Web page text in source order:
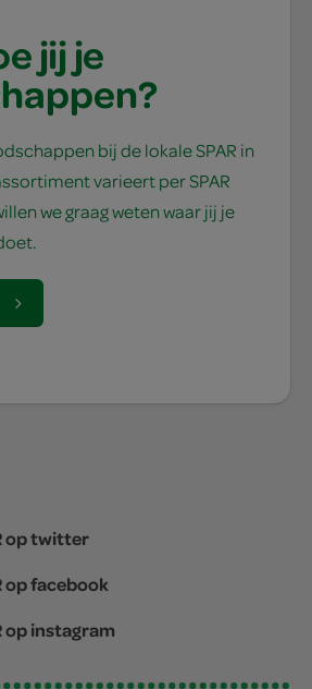
jij je
bij de lokale SPAR in
varieert per SPAR
we graag weten waar jij je
op twitter
op facebook
op instagram